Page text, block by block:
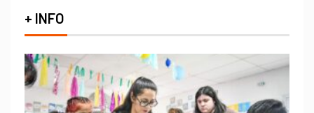
+ INFO